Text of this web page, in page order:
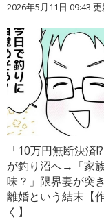
2026年5月11日 09:43
「10万円無断決済
が釣り沼へ→「家
味？」限界妻が突
離婚という結末【
く】